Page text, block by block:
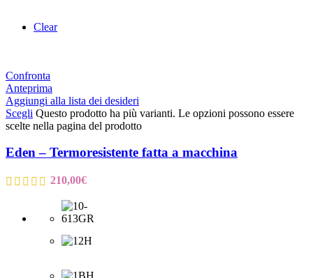
Clear
Confronta
Anteprima
Aggiungi alla lista dei desideri
Scegli Questo prodotto ha più varianti. Le opzioni possono essere
scelte nella pagina del prodotto
Eden – Termoresistente fatta a macchina
210,00€